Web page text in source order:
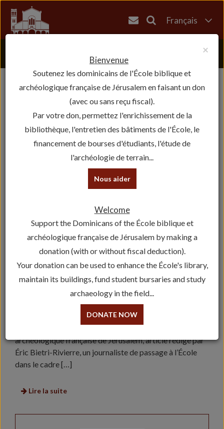
Français
עברית
FIGARO : REPORTAGE SUR L’ÉCOLE BIBLIQUE
Découvrez le reportage du Figaro sur l’École biblique et
archéologique française de Jérusalem, article rédigé par
Éric Bietri-Rivierre, un journaliste de passage à l’École
dans le cadre […]
Lire la suite
×
Bienvenue
Soutenez les dominicains de l'École biblique et
archéologique française de Jérusalem en faisant un don
(avec ou sans reçu fiscal).
Par votre don, permettez l'enrichissement de la
bibliothèque, l'entretien des bâtiments de l'École, le
financement de bourses d'étudiants, l'étude de
l'archéologie de terrain...
Nous aider
Welcome
Support the Dominicans of the École biblique et
archéologique française de Jérusalem by making a
donation (with or without fiscal deduction).
Your donation can be used to enhance the École's library,
maintain its buildings, fund student bursaries and study
archaeology in the field...
DONATE NOW